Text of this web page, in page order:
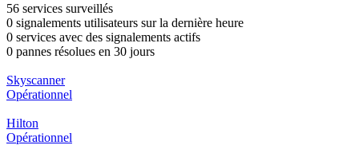
56 services surveillés
0 signalements utilisateurs sur la dernière heure
0 services avec des signalements actifs
0 pannes résolues en 30 jours
Skyscanner
Opérationnel
Hilton
Opérationnel